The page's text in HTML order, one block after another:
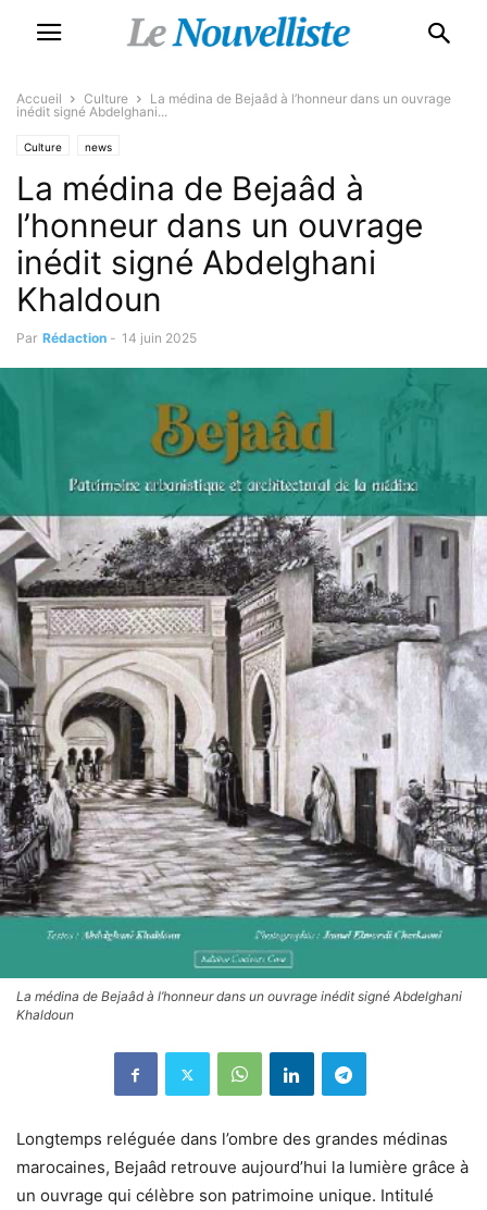
Accueil Culture
La médina de Bejaâd à l’honneur dans un ouvrage
inédit signé Abdelghani...
Culture news
La médina de Bejaâd à
l’honneur dans un ouvrage
inédit signé Abdelghani
Khaldoun
Par Rédaction - 14 juin 2025
La médina de Bejaâd à l’honneur dans un ouvrage inédit signé Abdelghani
Khaldoun
Longtemps reléguée dans l’ombre des grandes médinas
marocaines, Bejaâd retrouve aujourd’hui la lumière grâce à
un ouvrage qui célèbre son patrimoine unique. Intitulé